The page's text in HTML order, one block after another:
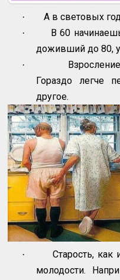
· А в световых
·
В 60
доживший до 80,
·
Гораздо легче
другое.
·
Старость, как
молодости.